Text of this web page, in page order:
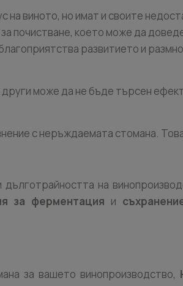
виното, но имат и своите
почистване, което може да
развитието и
може да не бъде търсен
с неръждаемата стомана.
дълготрайността на
за ферментация и
за вашето винопроизводство,